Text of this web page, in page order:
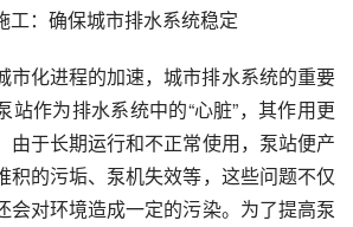
工：确保城市排水系统稳定
市化进程的加速，城市排水系统的重要
站作为排水系统中的“心脏”，其作用更
由于长期运行和不正常使用，泵站便产
积的污垢、泵机失效等，这些问题不仅
会对环境造成一定的污染。为了提高泵